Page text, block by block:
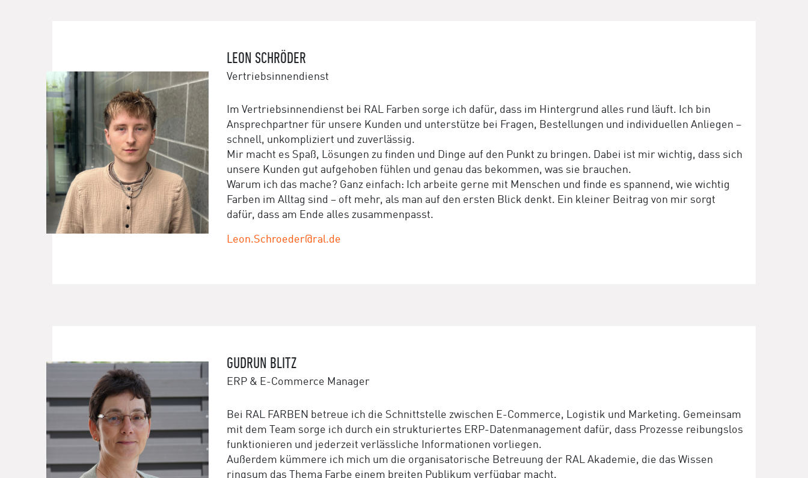
LEON SCHRÖDER
Vertriebsinnendienst
Im Vertriebsinnendienst bei RAL Farben sorge ich dafür, dass im Hintergrund alles rund läuft. Ich bin
Ansprechpartner für unsere Kunden und unterstütze bei Fragen, Bestellungen und individuellen Anliegen –
schnell, unkompliziert und zuverlässig.
Mir macht es Spaß, Lösungen zu finden und Dinge auf den Punkt zu bringen. Dabei ist mir wichtig, dass sich
unsere Kunden gut aufgehoben fühlen und genau das bekommen, was sie brauchen.
Warum ich das mache? Ganz einfach: Ich arbeite gerne mit Menschen und finde es spannend, wie wichtig
Farben im Alltag sind – oft mehr, als man auf den ersten Blick denkt. Ein kleiner Beitrag von mir sorgt
dafür, dass am Ende alles zusammenpasst.
Leon.Schroeder@ral.de
GUDRUN BLITZ
ERP & E-Commerce Manager
Bei RAL FARBEN betreue ich die Schnittstelle zwischen E-Commerce, Logistik und Marketing. Gemeinsam
mit dem Team sorge ich durch ein strukturiertes ERP-Datenmanagement dafür, dass Prozesse reibungslos
funktionieren und jederzeit verlässliche Informationen vorliegen.
Außerdem kümmere ich mich um die organisatorische Betreuung der RAL Akademie, die das Wissen
ringsum das Thema Farbe einem breiten Publikum verfügbar macht.